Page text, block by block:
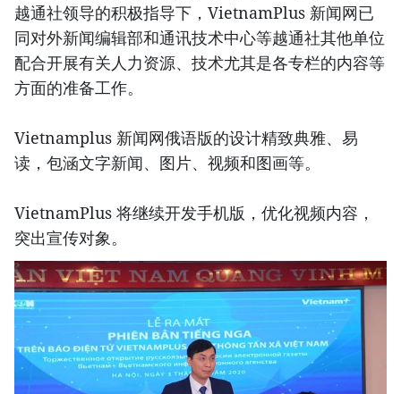
越通社领导的积极指导下，VietnamPlus 新闻网已
同对外新闻编辑部和通讯技术中心等越通社其他单位
配合开展有关人力资源、技术尤其是各专栏的内容等
方面的准备工作。
Vietnamplus 新闻网俄语版的设计精致典雅、易
读，包涵文字新闻、图片、视频和图画等。
VietnamPlus 将继续开发手机版，优化视频内容，
突出宣传对象。